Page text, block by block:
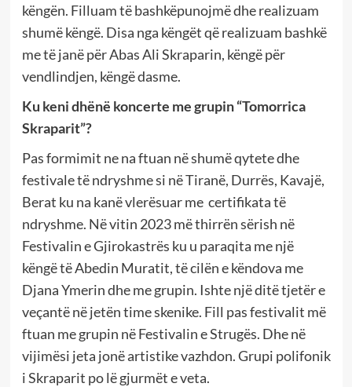
këngën. Filluam të bashkëpunojmë dhe realizuam
shumë këngë. Disa nga këngët që realizuam bashkë
me të janë për Abas Ali Skraparin, këngë për
vendlindjen, këngë dasme.
Ku keni dhënë koncerte me grupin “Tomorrica
Skraparit”?
Pas formimit ne na ftuan në shumë qytete dhe
festivale të ndryshme si në Tiranë, Durrës, Kavajë,
Berat ku na kanë vlerësuar me certifikata të
ndryshme. Në vitin 2023 më thirrën sërish në
Festivalin e Gjirokastrës ku u paraqita me një
këngë të Abedin Muratit, të cilën e këndova me
Djana Ymerin dhe me grupin. Ishte një ditë tjetër e
veçantë në jetën time skenike. Fill pas festivalit më
ftuan me grupin në Festivalin e Strugës. Dhe në
vijimësi jeta jonë artistike vazhdon. Grupi polifonik
i Skraparit po lë gjurmët e veta.